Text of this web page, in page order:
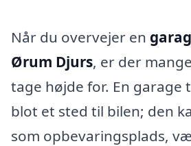
Når du overvejer en
Ørum Djurs, er der
tage højde for. En garage
blot et sted til bilen; den
som opbevaringsplads,